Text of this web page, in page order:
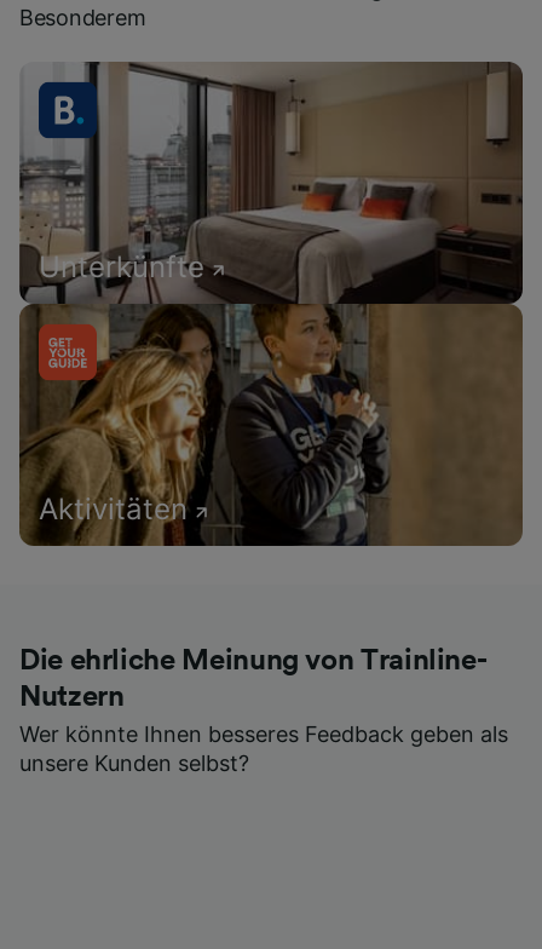
Besonderem
Unterkünfte
Aktivitäten
Die ehrliche Meinung von Trainline-
Nutzern
Wer könnte Ihnen besseres Feedback geben als
unsere Kunden selbst?